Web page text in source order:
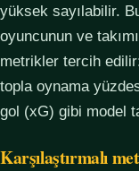
yüksek sayılabilir.
oyuncunun ve
metrikler tercih
topla oynama
gol (xG) gibi model
Karşılaştırmalı